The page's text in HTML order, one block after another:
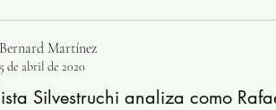
Bernard Martínez
5 de abril de 2020
Silvestruchi analiza como